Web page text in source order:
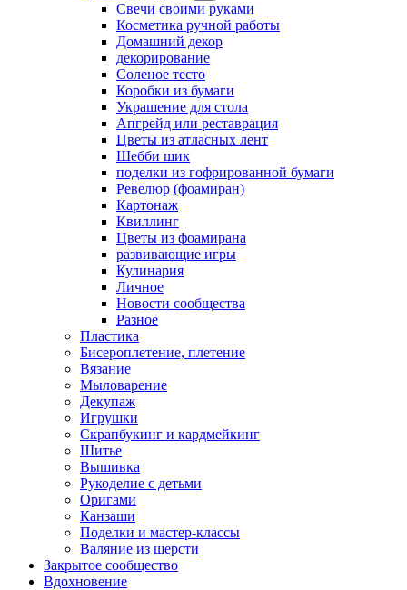
Свечи своими руками
Косметика ручной работы
Домашний декор
декорирование
Соленое тесто
Коробки из бумаги
Украшение для стола
Апгрейд или реставрация
Цветы из атласных лент
Шебби шик
поделки из гофрированной бумаги
Ревелюр (фоамиран)
Картонаж
Квиллинг
Цветы из фоамирана
развивающие игры
Кулинария
Личное
Новости сообщества
Разное
Пластика
Бисероплетение, плетение
Вязание
Мыловарение
Декупаж
Игрушки
Скрапбукинг и кардмейкинг
Шитье
Вышивка
Рукоделие с детьми
Оригами
Канзаши
Поделки и мастер-классы
Валяние из шерсти
Закрытое сообщество
Вдохновение